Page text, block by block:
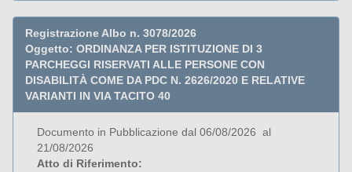
Registrazione Albo n. 3078/2026
Oggetto: ORDINANZA PER ISTITUZIONE DI 3
PARCHEGGI RISERVATI ALLE PERSONE CON
DISABILITÀ COME DA PDC N. 2626/2020 E RELATIVE
VARIANTI IN VIA TACITO 40
Documento in Pubblicazione dal 06/08/2026 al
21/08/2026
Atto di Riferimento: